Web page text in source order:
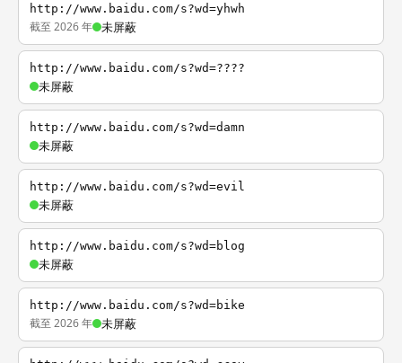
http://www.baidu.com/s?wd=yhwh
截至 2026 年 未屏蔽
http://www.baidu.com/s?wd=????
未屏蔽
http://www.baidu.com/s?wd=damn
未屏蔽
http://www.baidu.com/s?wd=evil
未屏蔽
http://www.baidu.com/s?wd=blog
未屏蔽
http://www.baidu.com/s?wd=bike
截至 2026 年 未屏蔽